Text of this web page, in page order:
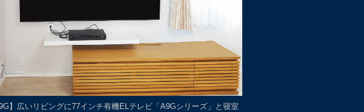
】広いリビングに77インチ有機ELテレビ「A9Gシリーズ」と寝室